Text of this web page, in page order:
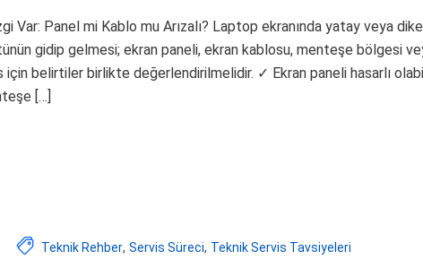
Var: Panel mi Kablo mu Arızalı? Laptop ekranında yatay veya
gidip gelmesi; ekran paneli, ekran kablosu, menteşe bölgesi
belirtiler birlikte değerlendirilmelidir. ✓ Ekran paneli hasarlı
[…]
Teknik Rehber, Servis Süreci, Teknik Servis Tavsiyeleri